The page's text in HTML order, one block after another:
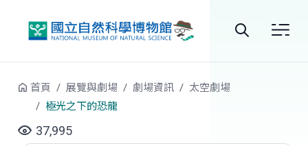
首頁 展覽與劇場 劇場資訊
太空劇場
極光之下的恐龍
37,995